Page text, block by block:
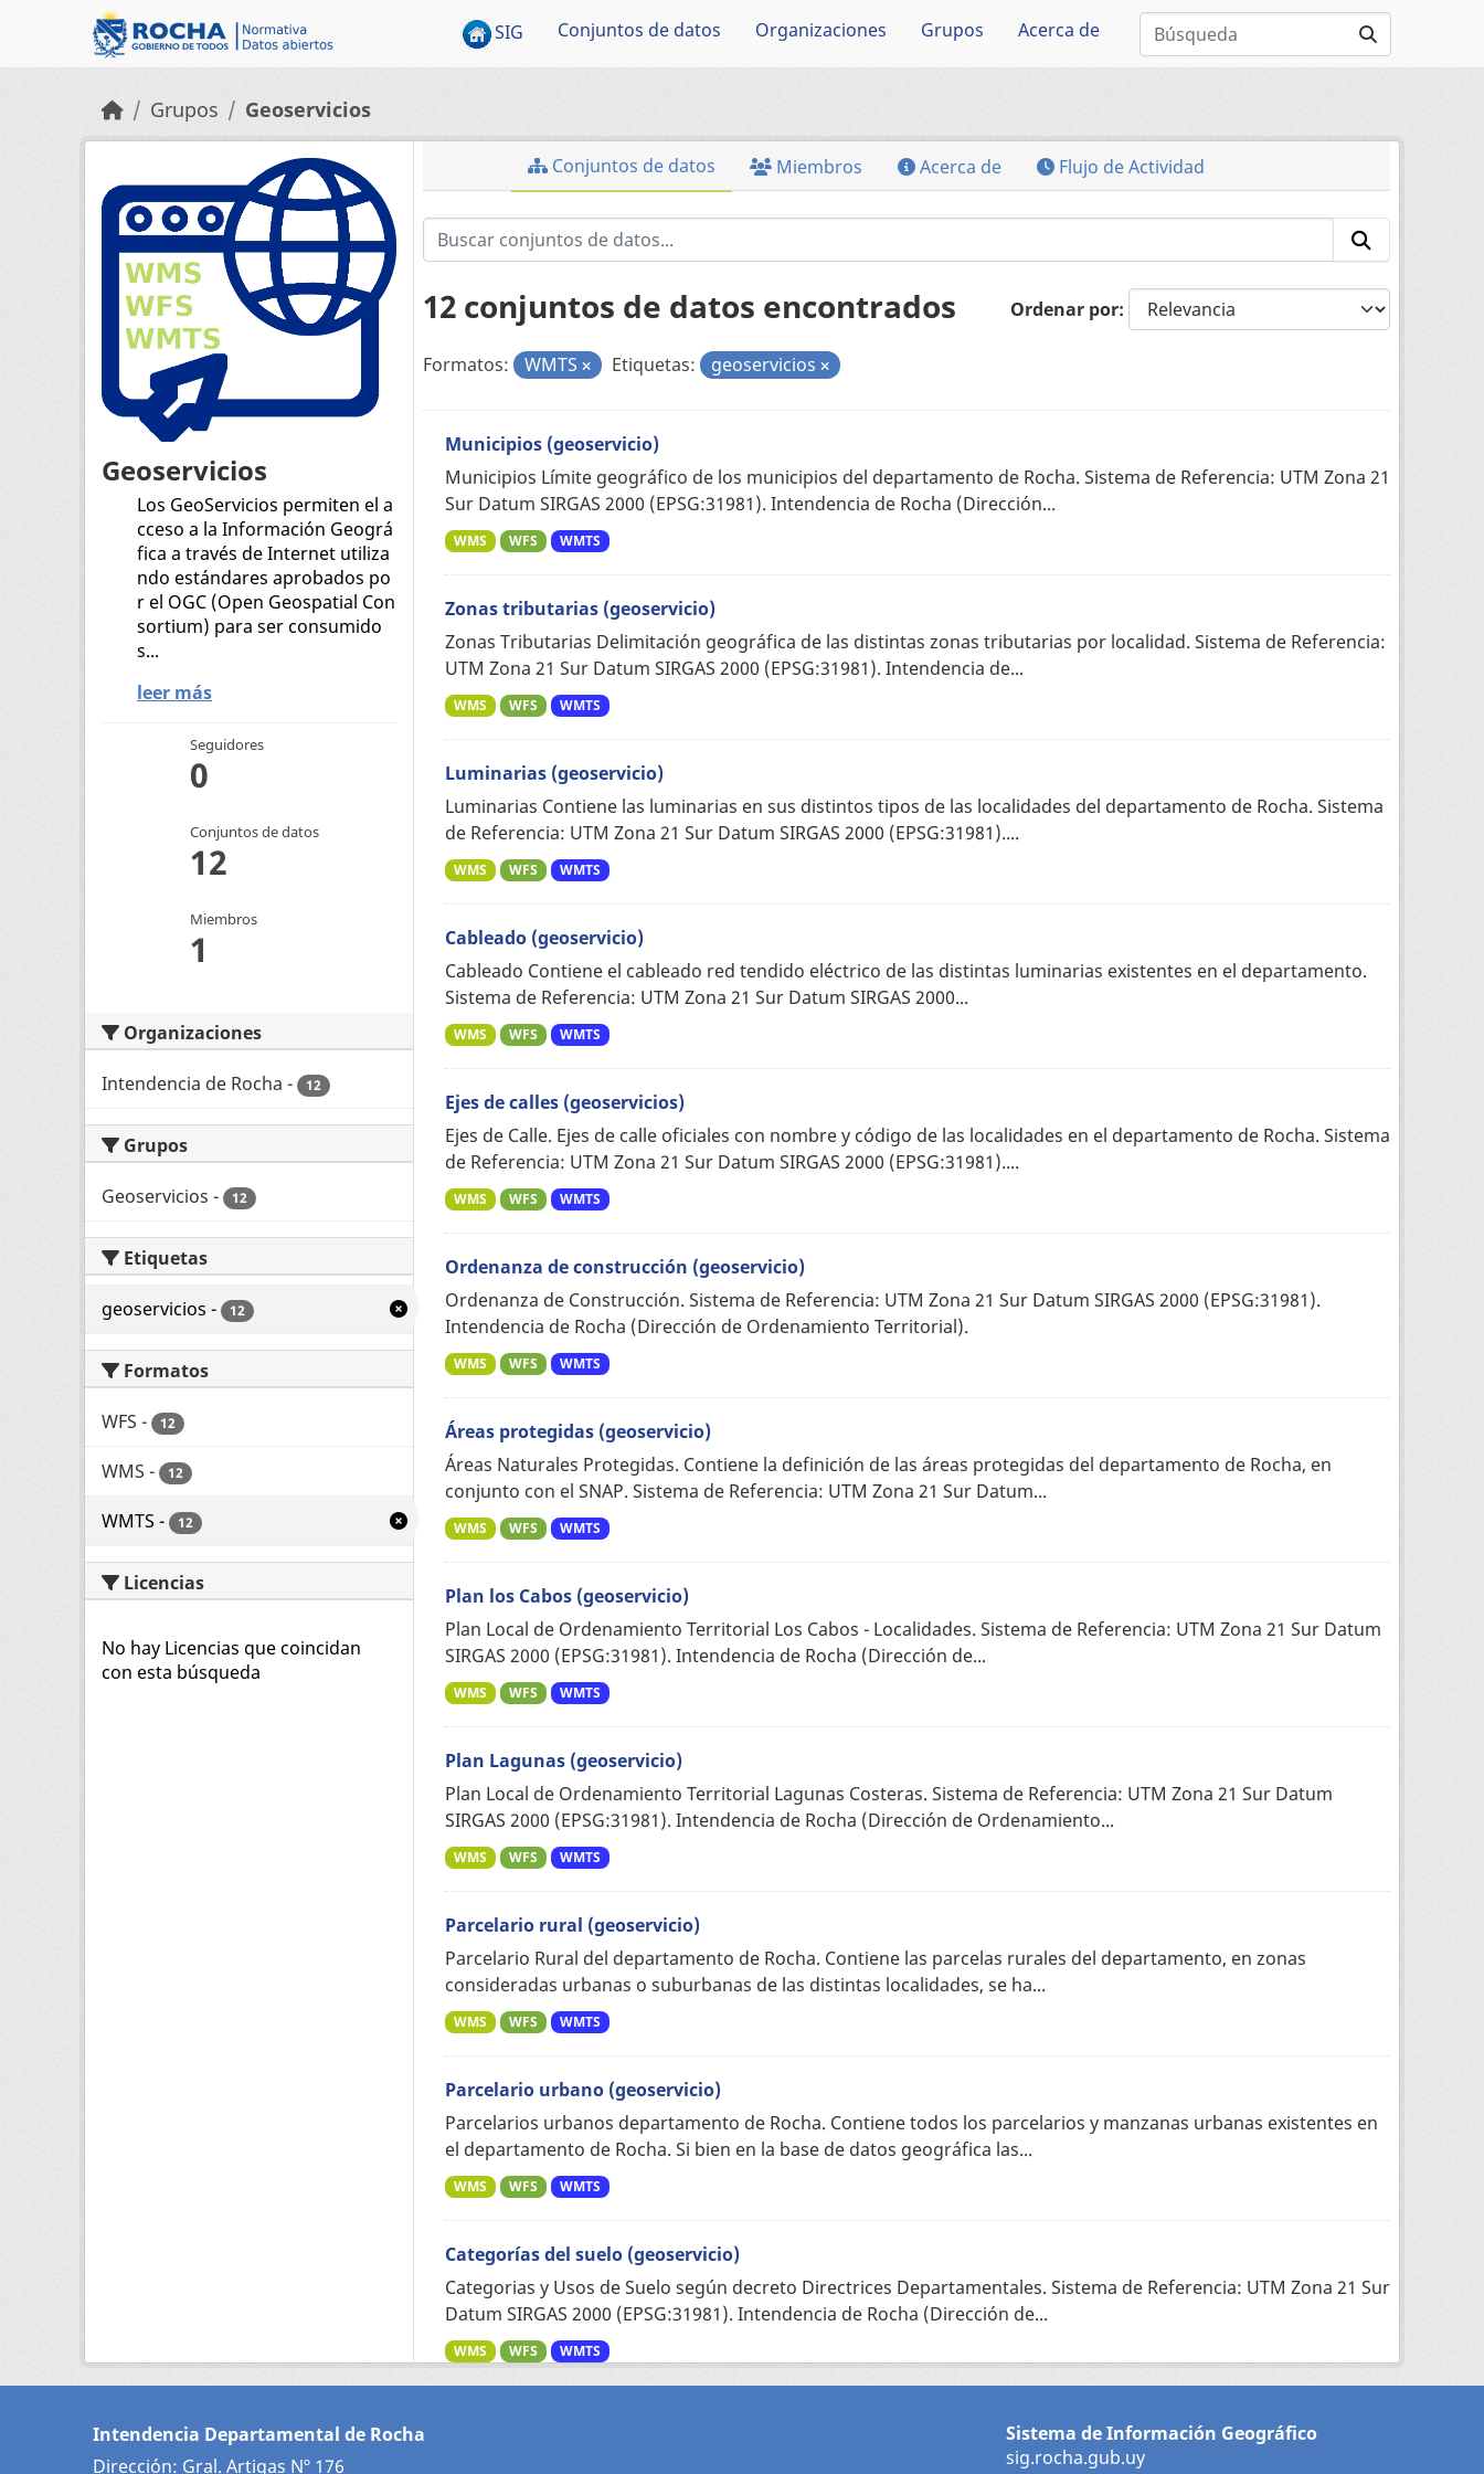
Skip to main content
SIG
Conjuntos de datos Organizaciones Grupos Acerca de
Grupos Geoservicios
Geoservicios
Los GeoServicios permiten el a
cceso a la Información Geográ
fica a través de Internet utiliza
ndo estándares aprobados po
r el OGC (Open Geospatial Con
sortium) para ser consumido
s...
leer más
Seguidores
0
Conjuntos de datos
12
Miembros
1
Organizaciones
Intendencia de Rocha - 12
Grupos
Geoservicios - 12
Etiquetas
geoservicios - 12
Formatos
WFS - 12
WMS - 12
WMTS - 12
Licencias
No hay Licencias que coincidan
con esta búsqueda
Conjuntos de datos Miembros Acerca de Flujo de Actividad
Ordenar por
12 conjuntos de datos encontrados
Formatos: WMTS Etiquetas: geoservicios
Municipios (geoservicio)
Municipios Límite geográfico de los municipios del departamento de Rocha. Sistema de Referencia: UTM Zona 21
Sur Datum SIRGAS 2000 (EPSG:31981). Intendencia de Rocha (Dirección...
WMS WFS WMTS
Zonas tributarias (geoservicio)
Zonas Tributarias Delimitación geográfica de las distintas zonas tributarias por localidad. Sistema de Referencia:
UTM Zona 21 Sur Datum SIRGAS 2000 (EPSG:31981). Intendencia de...
WMS WFS WMTS
Luminarias (geoservicio)
Luminarias Contiene las luminarias en sus distintos tipos de las localidades del departamento de Rocha. Sistema
de Referencia: UTM Zona 21 Sur Datum SIRGAS 2000 (EPSG:31981)....
WMS WFS WMTS
Cableado (geoservicio)
Cableado Contiene el cableado red tendido eléctrico de las distintas luminarias existentes en el departamento.
Sistema de Referencia: UTM Zona 21 Sur Datum SIRGAS 2000...
WMS WFS WMTS
Ejes de calles (geoservicios)
Ejes de Calle. Ejes de calle oficiales con nombre y código de las localidades en el departamento de Rocha. Sistema
de Referencia: UTM Zona 21 Sur Datum SIRGAS 2000 (EPSG:31981)....
WMS WFS WMTS
Ordenanza de construcción (geoservicio)
Ordenanza de Construcción. Sistema de Referencia: UTM Zona 21 Sur Datum SIRGAS 2000 (EPSG:31981).
Intendencia de Rocha (Dirección de Ordenamiento Territorial).
WMS WFS WMTS
Áreas protegidas (geoservicio)
Áreas Naturales Protegidas. Contiene la definición de las áreas protegidas del departamento de Rocha, en
conjunto con el SNAP. Sistema de Referencia: UTM Zona 21 Sur Datum...
WMS WFS WMTS
Plan los Cabos (geoservicio)
Plan Local de Ordenamiento Territorial Los Cabos - Localidades. Sistema de Referencia: UTM Zona 21 Sur Datum
SIRGAS 2000 (EPSG:31981). Intendencia de Rocha (Dirección de...
WMS WFS WMTS
Plan Lagunas (geoservicio)
Plan Local de Ordenamiento Territorial Lagunas Costeras. Sistema de Referencia: UTM Zona 21 Sur Datum
SIRGAS 2000 (EPSG:31981). Intendencia de Rocha (Dirección de Ordenamiento...
WMS WFS WMTS
Parcelario rural (geoservicio)
Parcelario Rural del departamento de Rocha. Contiene las parcelas rurales del departamento, en zonas
consideradas urbanas o suburbanas de las distintas localidades, se ha...
WMS WFS WMTS
Parcelario urbano (geoservicio)
Parcelarios urbanos departamento de Rocha. Contiene todos los parcelarios y manzanas urbanas existentes en
el departamento de Rocha. Si bien en la base de datos geográfica las...
WMS WFS WMTS
Categorías del suelo (geoservicio)
Categorias y Usos de Suelo según decreto Directrices Departamentales. Sistema de Referencia: UTM Zona 21 Sur
Datum SIRGAS 2000 (EPSG:31981). Intendencia de Rocha (Dirección de...
WMS WFS WMTS
Intendencia Departamental de Rocha
Dirección: Gral. Artigas Nº 176
Sistema de Información Geográfico
sig.rocha.gub.uy